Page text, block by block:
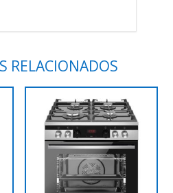
RELACIONADOS